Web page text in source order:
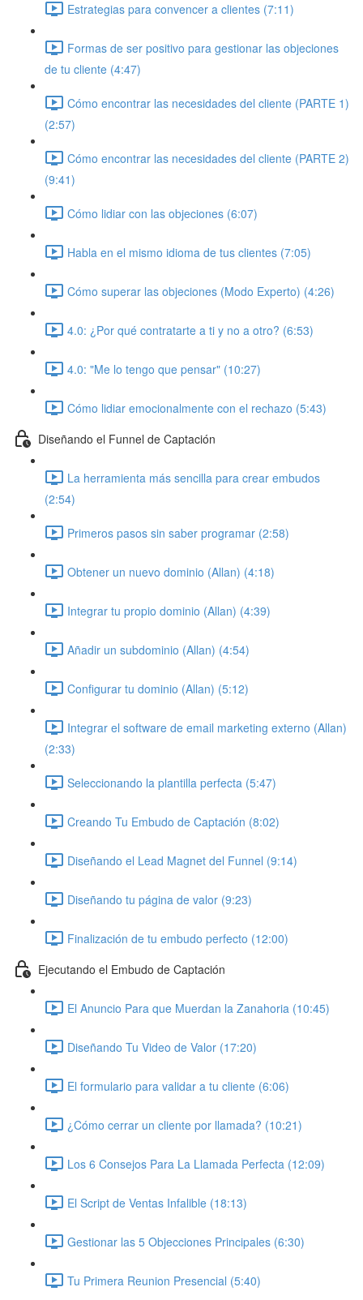
Estrategias para convencer a clientes (7:11)
Formas de ser positivo para gestionar las objeciones
de tu cliente (4:47)
Cómo encontrar las necesidades del cliente (PARTE 1)
(2:57)
Cómo encontrar las necesidades del cliente (PARTE 2)
(9:41)
Cómo lidiar con las objeciones (6:07)
Habla en el mismo idioma de tus clientes (7:05)
Cómo superar las objeciones (Modo Experto) (4:26)
4.0: ¿Por qué contratarte a ti y no a otro? (6:53)
4.0: "Me lo tengo que pensar" (10:27)
Cómo lidiar emocionalmente con el rechazo (5:43)
Diseñando el Funnel de Captación
La herramienta más sencilla para crear embudos
(2:54)
Primeros pasos sin saber programar (2:58)
Obtener un nuevo dominio (Allan) (4:18)
Integrar tu propio dominio (Allan) (4:39)
Añadir un subdominio (Allan) (4:54)
Configurar tu dominio (Allan) (5:12)
Integrar el software de email marketing externo (Allan)
(2:33)
Seleccionando la plantilla perfecta (5:47)
Creando Tu Embudo de Captación (8:02)
Diseñando el Lead Magnet del Funnel (9:14)
Diseñando tu página de valor (9:23)
Finalización de tu embudo perfecto (12:00)
Ejecutando el Embudo de Captación
El Anuncio Para que Muerdan la Zanahoria (10:45)
Diseñando Tu Video de Valor (17:20)
El formulario para validar a tu cliente (6:06)
¿Cómo cerrar un cliente por llamada? (10:21)
Los 6 Consejos Para La Llamada Perfecta (12:09)
El Script de Ventas Infalible (18:13)
Gestionar las 5 Objecciones Principales (6:30)
Tu Primera Reunion Presencial (5:40)